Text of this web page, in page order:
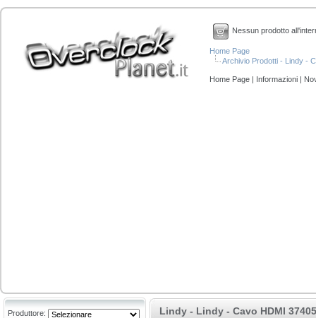
Nessun prodotto
Home Page
Archivio Prodotti - Lindy -
Home Page | Informazioni |
Produttore: Lindy - Lindy - Cavo HDMI